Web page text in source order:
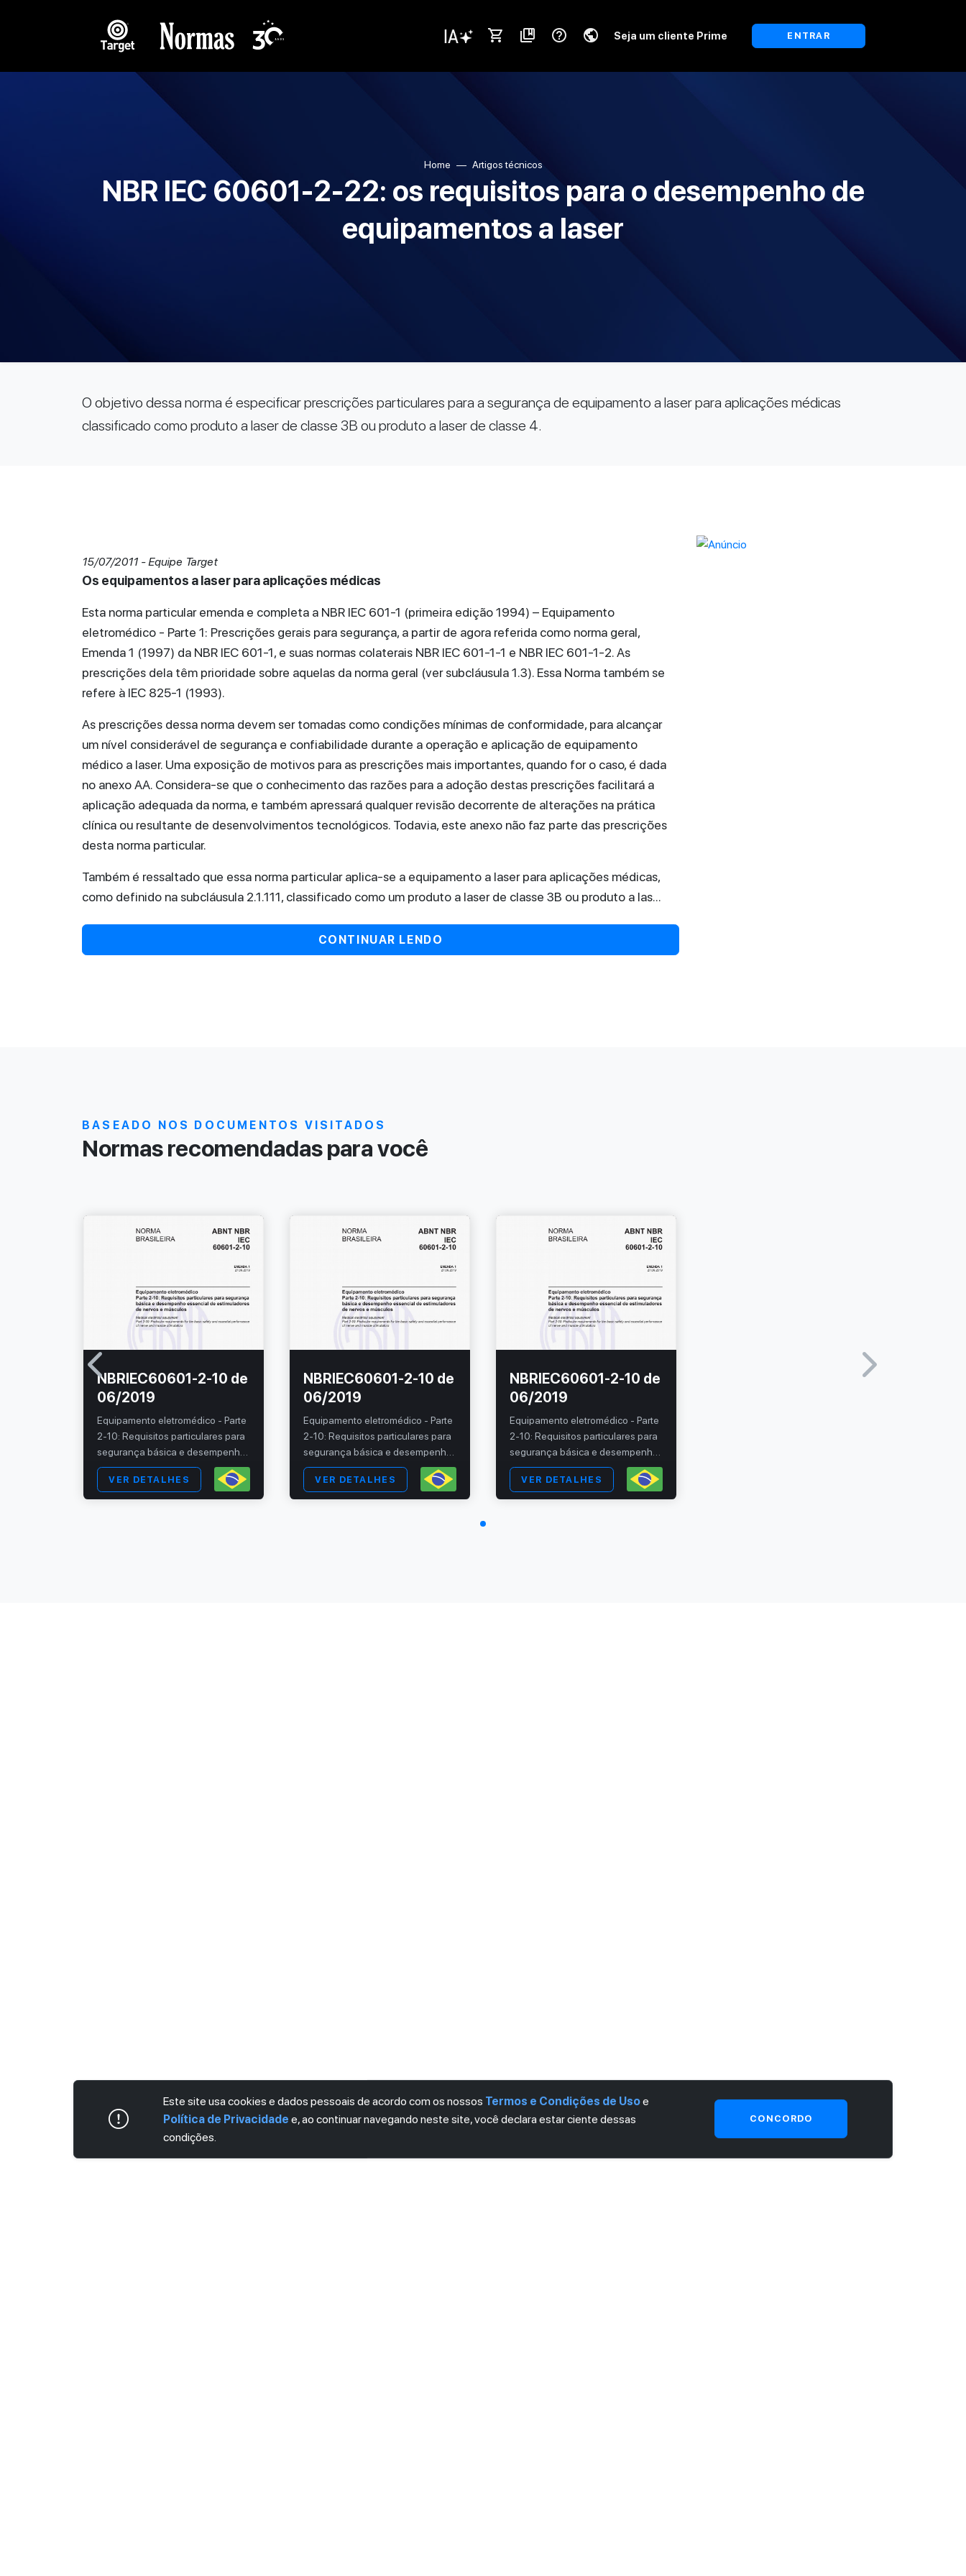
shopping_cart collections_bookmark help_outline public Seja um cliente Prime ENTRAR
Home Artigos técnicos
NBR IEC 60601-2-22: os requisitos para o desempenho de
equipamentos a laser
O objetivo dessa norma é especificar prescrições particulares para a segurança de equipamento a laser para aplicações médicas
classificado como produto a laser de classe 3B ou produto a laser de classe 4.
15/07/2011 - Equipe Target
Os equipamentos a laser para aplicações médicas
Esta norma particular emenda e completa a NBR IEC 601-1 (primeira edição 1994) – Equipamento
eletromédico - Parte 1: Prescrições gerais para segurança, a partir de agora referida como norma geral,
Emenda 1 (1997) da NBR IEC 601-1, e suas normas colaterais NBR IEC 601-1-1 e NBR IEC 601-1-2. As
prescrições dela têm prioridade sobre aquelas da norma geral (ver subcláusula 1.3). Essa Norma também se
refere à IEC 825-1 (1993).
As prescrições dessa norma devem ser tomadas como condições mínimas de conformidade, para alcançar
um nível considerável de segurança e confiabilidade durante a operação e aplicação de equipamento
médico a laser. Uma exposição de motivos para as prescrições mais importantes, quando for o caso, é dada
no anexo AA. Considera-se que o conhecimento das razões para a adoção destas prescrições facilitará a
aplicação adequada da norma, e também apressará qualquer revisão decorrente de alterações na prática
clínica ou resultante de desenvolvimentos tecnológicos. Todavia, este anexo não faz parte das prescrições
desta norma particular.
Também é ressaltado que essa norma particular aplica-se a equipamento a laser para aplicações médicas,
como definido na subcláusula 2.1.111, classificado como um produto a laser de classe 3B ou produto a las...
CONTINUAR LENDO
BASEADO NOS DOCUMENTOS VISITADOS
Normas recomendadas para você
NBRIEC60601-2-10 de
06/2019
Equipamento eletromédico - Parte
2-10: Requisitos particulares para
segurança básica e desempenho
essencial de estimuladores de
nervos e músculos
VER DETALHES
NBRIEC60601-2-10 de
06/2019
Equipamento eletromédico - Parte
2-10: Requisitos particulares para
segurança básica e desempenho
essencial de estimuladores de
nervos e músculos
VER DETALHES
NBRIEC60601-2-10 de
06/2019
Equipamento eletromédico - Parte
2-10: Requisitos particulares para
segurança básica e desempenho
essencial de estimuladores de
nervos e músculos
VER DETALHES
Este site usa cookies e dados pessoais de acordo com os nossos Termos e Condições de Usoe
Política de Privacidade e, ao continuar navegando neste site, você declara estar ciente dessas
condições.
CONCORDO